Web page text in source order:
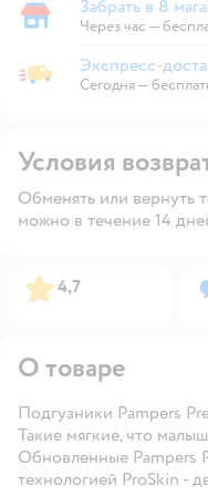
Забрать в магазине
Забрать в 8
Через час —
Экспресс-доставка из
Экспресс-
Сегодня—
Условия
Обменять или вернуть
можно в течение 14
Рейтинг:
4,7
О товаре
Подгузники Pampers
Такие мягкие, что
Обновленные Pampers
технологией ProSkin -